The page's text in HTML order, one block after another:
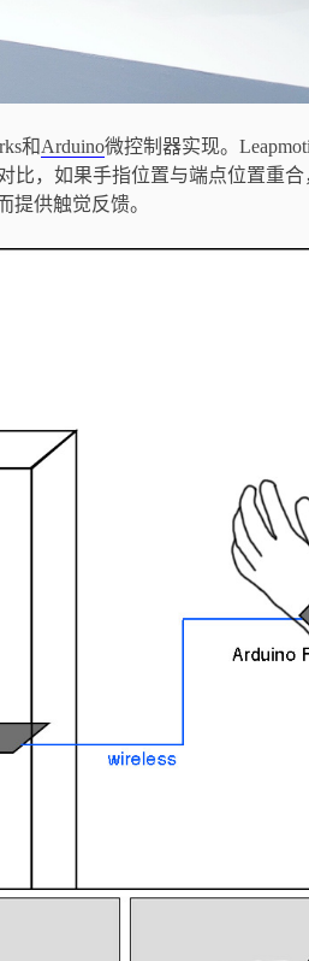
和Arduino微控制器实现。
比，如果手指位置与端点位置重
提供触觉反馈。